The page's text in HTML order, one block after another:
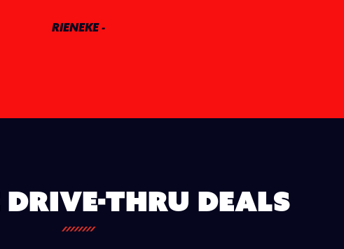
RIENEKE-
Drive-thru deals